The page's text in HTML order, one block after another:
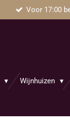
Voor 17:00
Wijnhuizen